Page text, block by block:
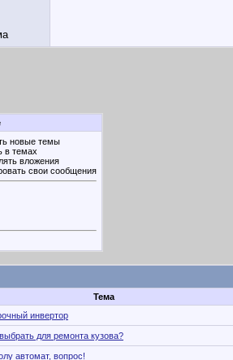
новые темы
в темах
вложения
свои сообщения
Тема
инвертор
для ремонта кузова?
автомат, вопрос!